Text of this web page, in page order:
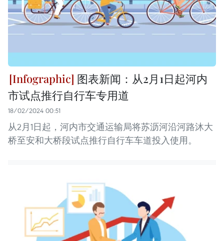
图表新闻：从2月1日起河内
市试点推行自行车专用道
18/02/2024 00:51
从2月1日起，河内市交通运输局将苏沥河沿河路沐大
桥至安和大桥段试点推行自行车车道投入使用。